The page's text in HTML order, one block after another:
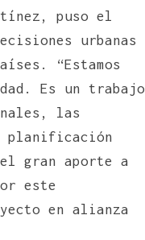
puso el
urbanas
“Estamos
Es un trabajo
las
planificación
gran aporte a
este
en alianza